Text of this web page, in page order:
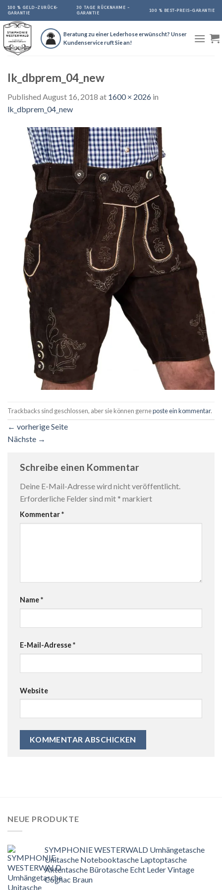
Skip
content
100 % GELD-ZURÜCK-
GARANTIE
30 TAGE RÜCKNAHME -
GARANTIE
100 % BEST-PREIS-GARANTIE
Beratung zu einer Lederhose erwünscht? Unser
Kundenservice ruft Sie an!
lk_dbprem_04_new
Published August 16, 2018 at 1600 × 2026 in
lk_dbprem_04_new
Trackbacks sind geschlossen, aber sie können gerneposte ein kommentar.
← vorherige Seite
Nächste →
Schreibe einen Kommentar
Deine E-Mail-Adresse wird nicht veröffentlicht.
Erforderliche Felder sind mit * markiert
Kommentar*
Name*
E-Mail-Adresse*
Website
NEUE PRODUKTE
SYMPHONIE WESTERWALD Umhängetasche
Unitasche Notebooktasche Laptoptasche
Aktentasche Bürotasche Echt Leder Vintage
Cognac Braun